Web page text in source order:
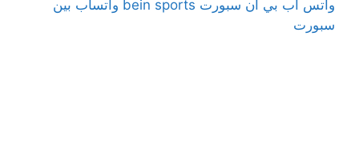
واتس اب بي ان سبورت bein sports واتساب بين
سبورت